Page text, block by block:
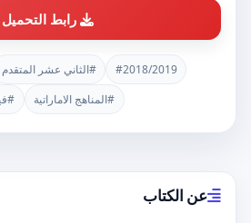
رابط التحميل
#2018/2019 #الثاني عشر المتقدم
#المناهج الاماراتية
عن الكتاب